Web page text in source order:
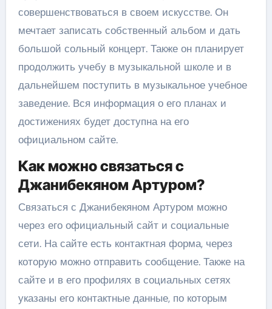
совершенствоваться в своем искусстве. Он
мечтает записать собственный альбом и дать
большой сольный концерт. Также он планирует
продолжить учебу в музыкальной школе и в
дальнейшем поступить в музыкальное учебное
заведение. Вся информация о его планах и
достижениях будет доступна на его
официальном сайте.
Как можно связаться с
Джанибекяном Артуром?
Связаться с Джанибекяном Артуром можно
через его официальный сайт и социальные
сети. На сайте есть контактная форма, через
которую можно отправить сообщение. Также на
сайте и в его профилях в социальных сетях
указаны его контактные данные, по которым